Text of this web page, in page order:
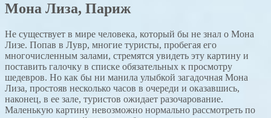
Мона Лиза, Париж
Не существует в мире человека, который бы не знал о Мона
Лизе. Попав в Лувр, многие туристы, пробегая его
многочисленным залами, стремятся увидеть эту картину и
поставить галочку в списке обязательных к просмотру
шедевров. Но как бы ни манила улыбкой загадочная Мона
Лиза, простояв несколько часов в очереди и оказавшись,
наконец, в ее зале, туристов ожидает разочарование.
Маленькую картину невозможно нормально рассмотреть по